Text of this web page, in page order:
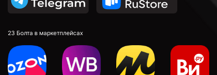
23 Болта в маркетплейсах